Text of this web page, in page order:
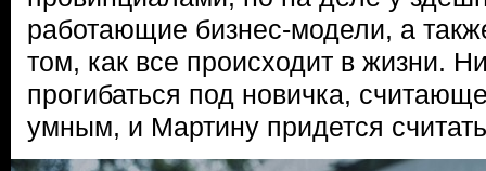
работающие бизнес-модели, а
том, как все происходит в жизни.
прогибаться под новичка,
умным, и Мартину придется